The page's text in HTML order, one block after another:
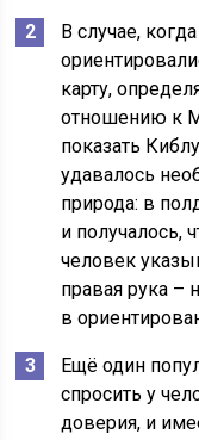
В случае,
карту,
отношению к
показать
удавалось
природа: в
и получалось,
человек
правая рука –
в
Ещё один
спросить у
доверия, и